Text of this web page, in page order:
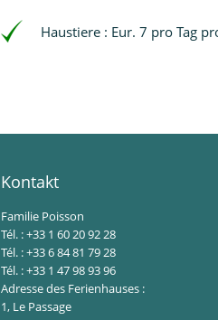
Haustiere : Eur. 7 pro Tag
Kontakt
Familie Poisson
Tél. : +33 1 60 20 92 28
Tél. : +33 6 84 81 79 28
Tél. : +33 1 47 98 93 96
Adresse des Ferienhauses :
1, Le Passage